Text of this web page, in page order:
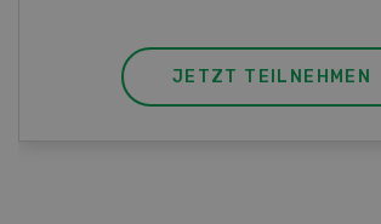
JETZT TEILNEHMEN